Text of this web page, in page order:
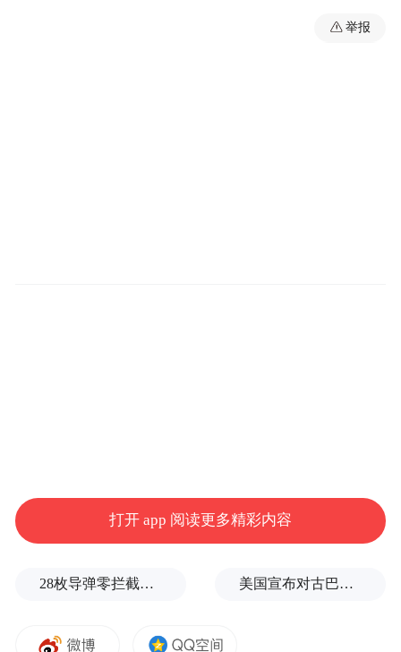
举报
打开 app 阅读更多精彩内容
28枚导弹零拦截！基辅防空失灵，西方靠不住了 美国宣布对古巴实施新一轮制裁